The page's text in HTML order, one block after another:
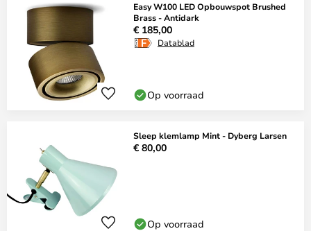
Easy W100 LED Opbouwspot Brushed
Brass - Antidark
€ 185,00
Datablad
Op voorraad
Sleep klemlamp Mint - Dyberg Larsen
€ 80,00
Op voorraad